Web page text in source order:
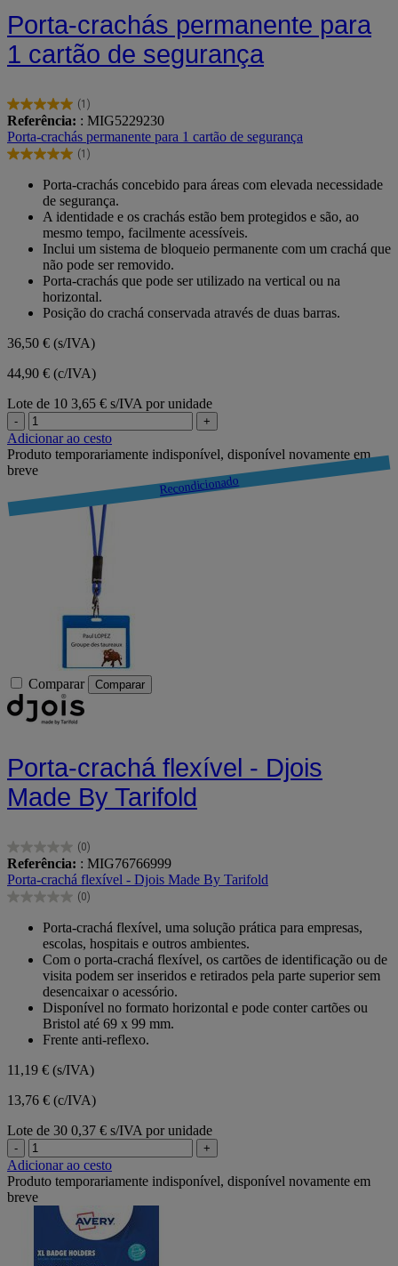
Porta-crachás permanente para
1 cartão de segurança
(1)
5.0
em
5
estrelas.
avaliação
Referência: : MIG5229230
Porta-crachás permanente para 1 cartão de segurança
(1)
5.0
estrelas.
avaliação
Porta-crachás concebido para áreas com elevada necessidade
de segurança.
A identidade e os crachás estão bem protegidos e são, ao
mesmo tempo, facilmente acessíveis.
Inclui um sistema de bloqueio permanente com um crachá que
não pode ser removido.
Porta-crachás que pode ser utilizado na vertical ou na
horizontal.
Posição do crachá conservada através de duas barras.
36,50 € (s/IVA)
44,90 € (c/IVA)
Lote de 10 3,65 € s/IVA por unidade
- +
Adicionar ao cesto
Produto temporariamente indisponível, disponível novamente em
breve
Comparar Comparar
Porta-crachá flexível - Djois
Made By Tarifold
(0)
0.0
em
5
estrelas.
Referência: : MIG76766999
Porta-crachá flexível - Djois Made By Tarifold
(0)
0.0
estrelas.
Porta-crachá flexível, uma solução prática para empresas,
escolas, hospitais e outros ambientes.
Com o porta-crachá flexível, os cartões de identificação ou de
visita podem ser inseridos e retirados pela parte superior sem
desencaixar o acessório.
Disponível no formato horizontal e pode conter cartões ou
Bristol até 69 x 99 mm.
Frente anti-reflexo.
11,19 € (s/IVA)
13,76 € (c/IVA)
Lote de 30 0,37 € s/IVA por unidade
- +
Adicionar ao cesto
Produto temporariamente indisponível, disponível novamente em
breve